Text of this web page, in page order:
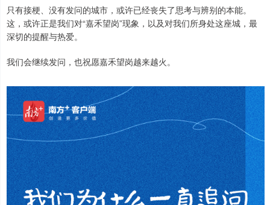
只有接梗、没有发问的城市，或许已经丧失了思考与辨别的本能。
这，或许正是我们对“嘉禾望岗”现象，以及对我们所身处这座城，最
深切的提醒与热爱。
我们会继续发问，也祝愿嘉禾望岗越来越火。